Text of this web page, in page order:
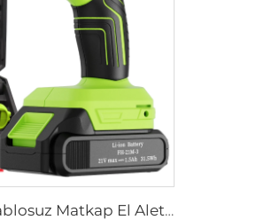
FEIHU Yeni Gelen Kablosuz Matkap El Aleti 12V/ 21V Kablosuz 10MM Matkap